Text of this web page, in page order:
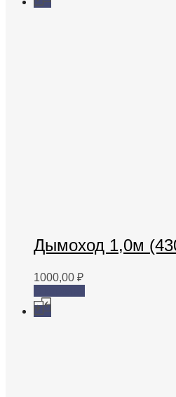
Дымоход 1,0м
1000,00 ₽